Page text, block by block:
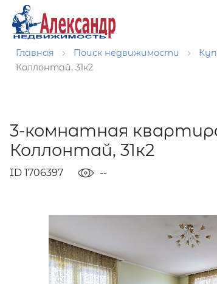
Главная Поиск недвижимости
Коллонтай, 31к2
3-комнатная
Коллонтай, 31к2
ID 1706397 --